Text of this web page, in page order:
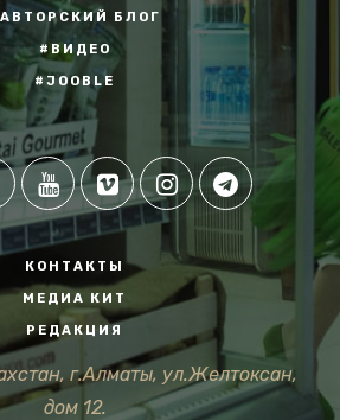
БЛОГ
#ВИДЕО
#JOOBLE
КОНТАКТЫ
МЕДИА КИТ
РЕДАКЦИЯ
г.Алматы, ул.Желтоксан,
дом 12.